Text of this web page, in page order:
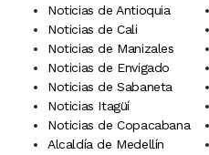
Noticias de Antioquia
Noticias de Cali
Noticias de Manizales
Noticias de Envigado
Noticias de Sabaneta
Noticias Itagüí
Noticias de Copacabana
Alcaldía de Medellín